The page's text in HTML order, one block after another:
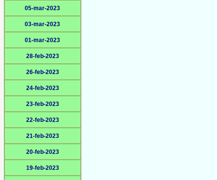
05-mar-2023
03-mar-2023
01-mar-2023
28-feb-2023
26-feb-2023
24-feb-2023
23-feb-2023
22-feb-2023
21-feb-2023
20-feb-2023
19-feb-2023